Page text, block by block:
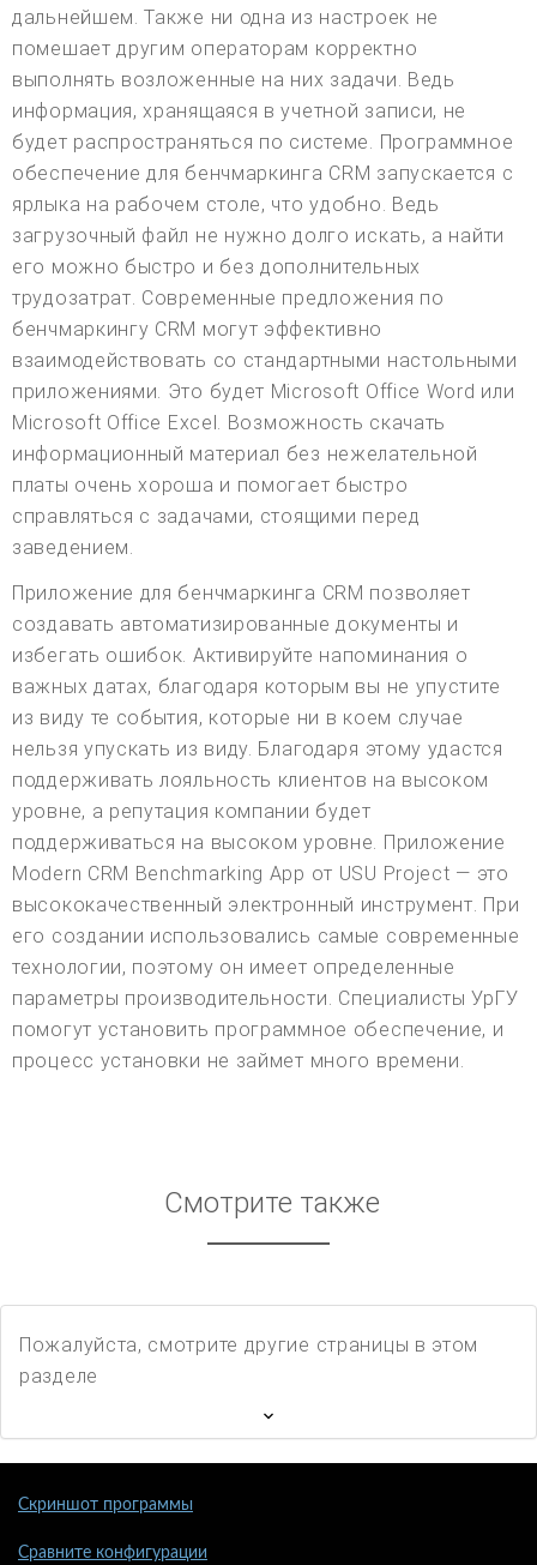
дальнейшем. Также ни одна из настроек не
помешает другим операторам корректно
выполнять возложенные на них задачи. Ведь
информация, хранящаяся в учетной записи, не
будет распространяться по системе. Программное
обеспечение для бенчмаркинга CRM запускается с
ярлыка на рабочем столе, что удобно. Ведь
загрузочный файл не нужно долго искать, а найти
его можно быстро и без дополнительных
трудозатрат. Современные предложения по
бенчмаркингу CRM могут эффективно
взаимодействовать со стандартными настольными
приложениями. Это будет Microsoft Office Word или
Microsoft Office Excel. Возможность скачать
информационный материал без нежелательной
платы очень хороша и помогает быстро
справляться с задачами, стоящими перед
заведением.
Приложение для бенчмаркинга CRM позволяет
создавать автоматизированные документы и
избегать ошибок. Активируйте напоминания о
важных датах, благодаря которым вы не упустите
из виду те события, которые ни в коем случае
нельзя упускать из виду. Благодаря этому удастся
поддерживать лояльность клиентов на высоком
уровне, а репутация компании будет
поддерживаться на высоком уровне. Приложение
Modern CRM Benchmarking App от USU Project — это
высококачественный электронный инструмент. При
его создании использовались самые современные
технологии, поэтому он имеет определенные
параметры производительности. Специалисты УрГУ
помогут установить программное обеспечение, и
процесс установки не займет много времени.
Смотрите также
Пожалуйста, смотрите другие страницы в этом
разделе
Скриншот программы
Сравните конфигурации